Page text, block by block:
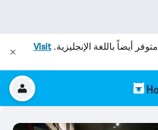
متوفر أيضاً باللغة الإنجليزية.Visit